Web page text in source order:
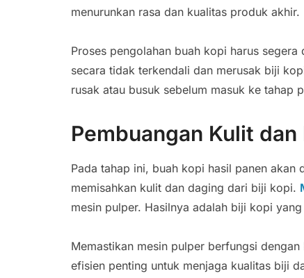
menurunkan rasa dan kualitas produk akhir.
Proses pengolahan buah kopi harus
secara tidak terkendali dan merusak biji
rusak atau busuk sebelum masuk ke tahap
Pembuangan Kulit dan
Pada tahap ini, buah kopi hasil panen akan
memisahkan kulit dan daging dari biji kopi.
mesin pulper. Hasilnya adalah biji kopi
Memastikan mesin pulper berfungsi
efisien penting untuk menjaga kualitas biji